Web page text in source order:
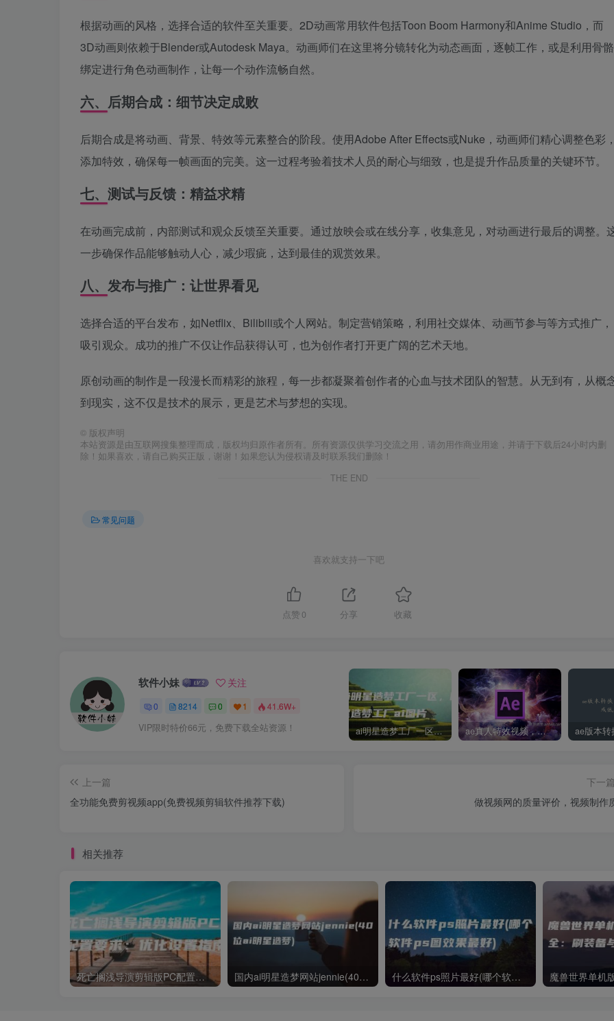
根据动画的风格，选择合适的软件至关重要。2D动画常用软件包括Toon Boom Harmony和Anime Studio，而
3D动画则依赖于Blender或Autodesk Maya。动画师们在这里将分镜转化为动态画面，逐帧工作，或是利用骨骼
绑定进行角色动画制作，让每一个动作流畅自然。
六、后期合成：细节决定成败
后期合成是将动画、背景、特效等元素整合的阶段。使用Adobe After Effects或Nuke，动画师们精心调整色彩
添加特效，确保每一帧画面的完美。这一过程考验着技术人员的耐心与细致，也是提升作品质量的关键环节。
七、测试与反馈：精益求精
在动画完成前，内部测试和观众反馈至关重要。通过放映会或在线分享，收集意见，对动画进行最后的调整。
一步确保作品能够触动人心，减少瑕疵，达到最佳的观赏效果。
八、发布与推广：让世界看见
选择合适的平台发布，如Netflix、Bilibili或个人网站。制定营销策略，利用社交媒体、动画节参与等方式推广，
吸引观众。成功的推广不仅让作品获得认可，也为创作者打开更广阔的艺术天地。
原创动画的制作是一段漫长而精彩的旅程，每一步都凝聚着创作者的心血与技术团队的智慧。从无到有，从概
到现实，这不仅是技术的展示，更是艺术与梦想的实现。
© 版权声明
本站资源是由互联网搜集整理而成，版权均归原作者所有。所有资源仅供学习交流之用，请勿用作商业用途，并请于下载后24小时内删
除！如果喜欢，请自己购买正版，谢谢！如果您认为侵权请及时联系我们删除！
THE END
常见问题
喜欢就支持一下吧
点赞 0 分享 收藏
软件小妹 关注
0 8214 0 1 41.6W+
VIP限时特价66元，免费下载全站资源！ ai明星造梦工厂一区，明星造梦工厂ai图片 ae真人特效视频，大学生第一次做ppt怎么做
上一篇
全功能免费剪视频app(免费视频剪辑软件推荐下载)
下一
做视频网的质量评价，视频制作
相关推荐
死亡搁浅导演剪辑版PC配置要求：优化设置指南 国内ai明星造梦网站jennie(40位ai明星造梦) 什么软件ps照片最好(哪个软件ps图效果最好)